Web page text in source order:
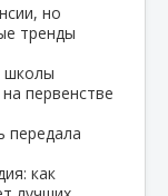
но
тренды
школы
первенстве
передала
как